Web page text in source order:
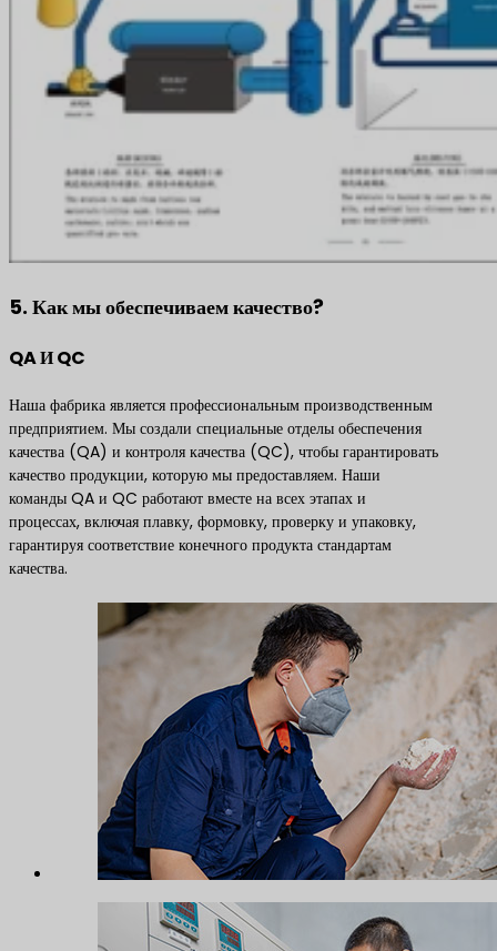
5. Как мы обеспечиваем качество?
QA И QC
Наша фабрика является профессиональным производственным
предприятием. Мы создали специальные отделы обеспечения
качества (QA) и контроля качества (QC), чтобы гарантировать
качество продукции, которую мы предоставляем. Наши
команды QA и QC работают вместе на всех этапах и
процессах, включая плавку, формовку, проверку и упаковку,
гарантируя соответствие конечного продукта стандартам
качества.